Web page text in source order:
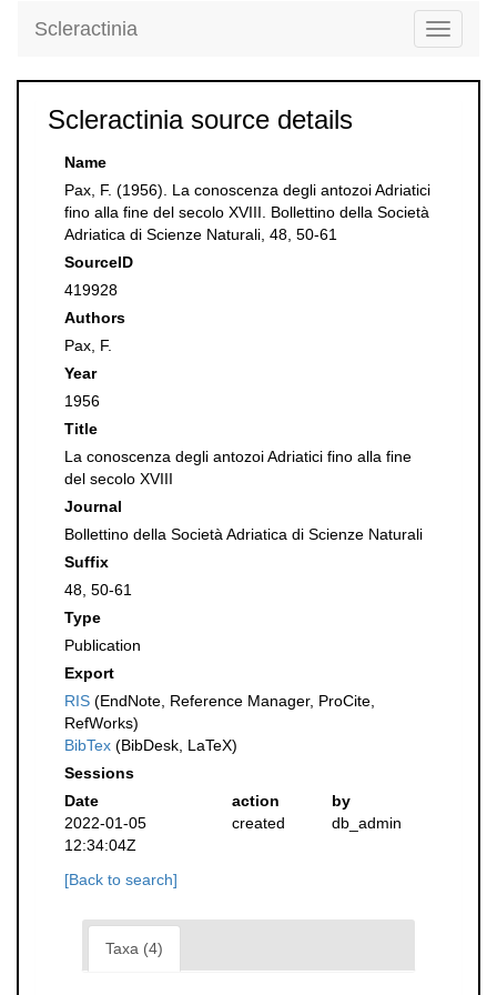
Toggle
Scleractinia
Scleractinia source details
Name
Pax, F. (1956). La conoscenza degli antozoi Adriatici
fino alla fine del secolo XVIII. Bollettino della Società
Adriatica di Scienze Naturali, 48, 50-61
SourceID
419928
Authors
Pax, F.
Year
1956
Title
La conoscenza degli antozoi Adriatici fino alla fine
del secolo XVIII
Journal
Bollettino della Società Adriatica di Scienze Naturali
Suffix
48, 50-61
Type
Publication
Export
RIS (EndNote, Reference Manager, ProCite,
RefWorks)
BibTex (BibDesk, LaTeX)
Sessions
Date
action
by
2022-01-05
12:34:04Z
created db_admin
[Back to search]
Taxa (4)